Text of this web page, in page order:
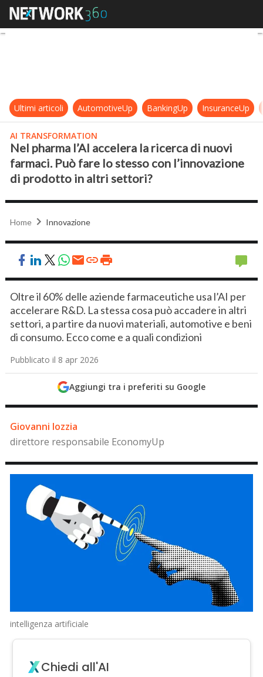
Nel pharma l’AI accelera la
Ultimi articoli AutomotiveUp BankingUp InsuranceUp
AI TRANSFORMATION
Nel pharma l’AI accelera la ricerca di nuovi
farmaci. Può fare lo stesso con l’innovazione
di prodotto in altri settori?
Home Innovazione
Oltre il 60% delle aziende farmaceutiche usa l’AI per
accelerare R&D. La stessa cosa può accadere in altri
settori, a partire da nuovi materiali, automotive e beni
di consumo. Ecco come e a quali condizioni
Pubblicato il 8 apr 2026
Aggiungi tra i preferiti su Google
Giovanni Iozzia
direttore responsabile EconomyUp
intelligenza artificiale
Chiedi all'AI